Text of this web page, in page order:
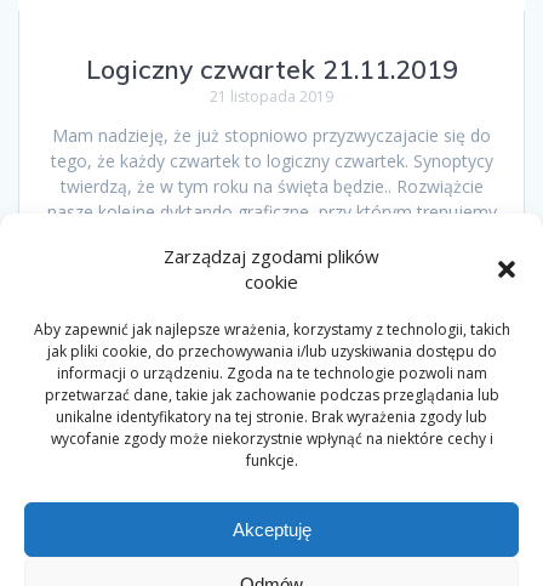
Zarządzaj zgodami plików
cookie
Aby zapewnić jak najlepsze wrażenia, korzystamy z technologii, takich
jak pliki cookie, do przechowywania i/lub uzyskiwania dostępu do
informacji o urządzeniu. Zgoda na te technologie pozwoli nam
przetwarzać dane, takie jak zachowanie podczas przeglądania lub
unikalne identyfikatory na tej stronie. Brak wyrażenia zgody lub
wycofanie zgody może niekorzystnie wpłynąć na niektóre cechy i
funkcje.
Akceptuję
Logiczny czwartek 21.11.2019
21 listopada 2019
Mam nadzieję, że już stopniowo przyzwyczajacie się do
tego, że każdy czwartek to logiczny czwartek. Synoptycy
twierdzą, że w tym roku na święta będzie.. Rozwiążcie
nasze kolejne dyktando graficzne, przy którym trenujemy
pracy dla dzieci w wieku: 5, 6 i 7 lat
Nawigacja
po
Strona
1 Strona
2